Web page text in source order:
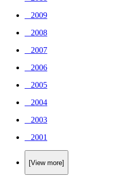
_ 2009
_ 2008
_ 2007
_ 2006
_ 2005
_ 2004
_ 2003
_ 2001
[View more]